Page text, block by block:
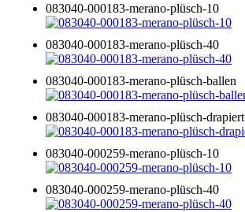
083040-000183-merano-plüsch-10
083040-000183-merano-plüsch-40
083040-000183-merano-plüsch-ballen
083040-000183-merano-plüsch-drapiert
083040-000259-merano-plüsch-10
083040-000259-merano-plüsch-40